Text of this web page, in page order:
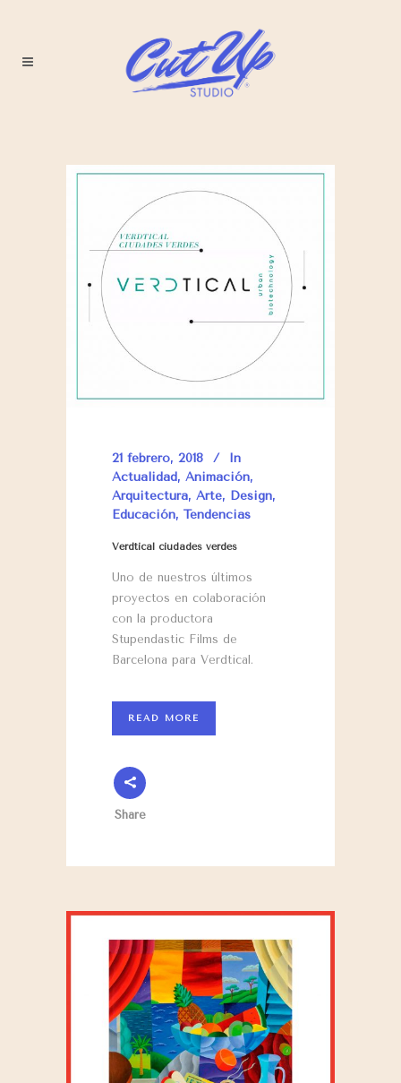
21 febrero, 2018
In
Actualidad, Animación,
Arquitectura, Arte, Design,
Educación, Tendencias
Verdtical ciudades verdes
Uno de nuestros últimos
proyectos en colaboración
con la productora
Stupendastic Films de
Barcelona para Verdtical.
READ MORE
Share